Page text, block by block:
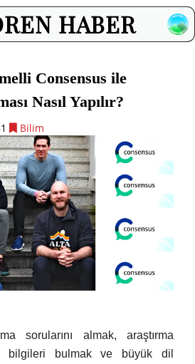
HABER
Consensus ile
Nasıl Yapılır?
Bilim
sorularını almak, araştırma
bilgileri bulmak ve büyük dil